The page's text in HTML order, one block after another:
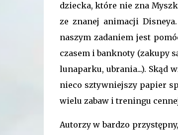
dziecka, które nie zna
ze znanej animacji
naszym zadaniem jest
czasem i banknoty (zakupy
lunaparku, ubrania...). Skąd
nieco sztywniejszy papier
wielu zabaw i treningu
Autorzy w bardzo